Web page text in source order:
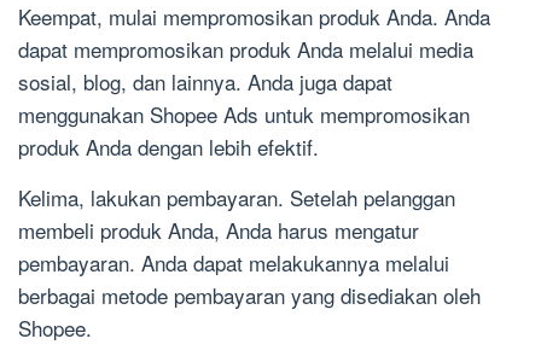
Keempat, mulai mempromosikan produk Anda. Anda
dapat mempromosikan produk Anda melalui media
sosial, blog, dan lainnya. Anda juga dapat
menggunakan Shopee Ads untuk mempromosikan
produk Anda dengan lebih efektif.
Kelima, lakukan pembayaran. Setelah pelanggan
membeli produk Anda, Anda harus mengatur
pembayaran. Anda dapat melakukannya melalui
berbagai metode pembayaran yang disediakan oleh
Shopee.